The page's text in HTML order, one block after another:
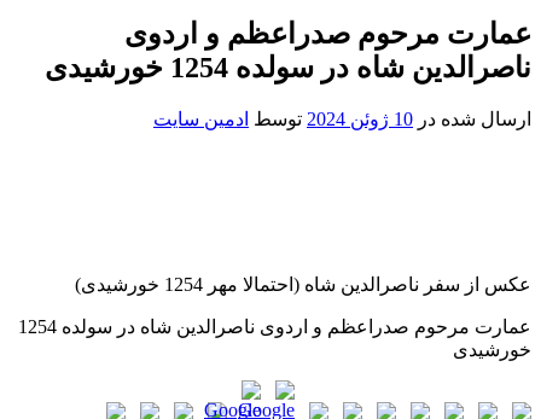
عمارت مرحوم صدراعظم و اردوی
ناصرالدین شاه در سولده 1254 خورشیدی
ارسال شده در 10 ژوئن 2024 توسط ادمین سایت
عکس از سفر ناصرالدین شاه (احتمالا مهر 1254 خورشیدی)
عمارت مرحوم صدراعظم و اردوی ناصرالدین شاه در سولده 1254
خورشیدی